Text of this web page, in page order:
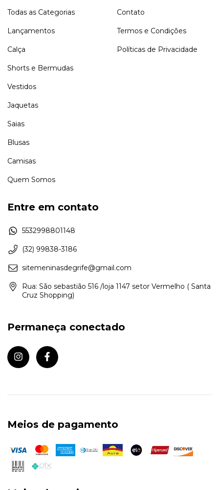
Todas as Categorias
Lançamentos
Calça
Shorts e Bermudas
Vestidos
Jaquetas
Saias
Blusas
Camisas
Quem Somos
Contato
Termos e Condições
Políticas de Privacidade
Entre em contato
5532998801148
(32) 99838-3186
sitemeninasdegrife@gmail.com
Rua: São sebastião 516 /loja 1147 setor Vermelho ( Santa
Cruz Shopping)
Permaneça conectado
Meios de pagamento